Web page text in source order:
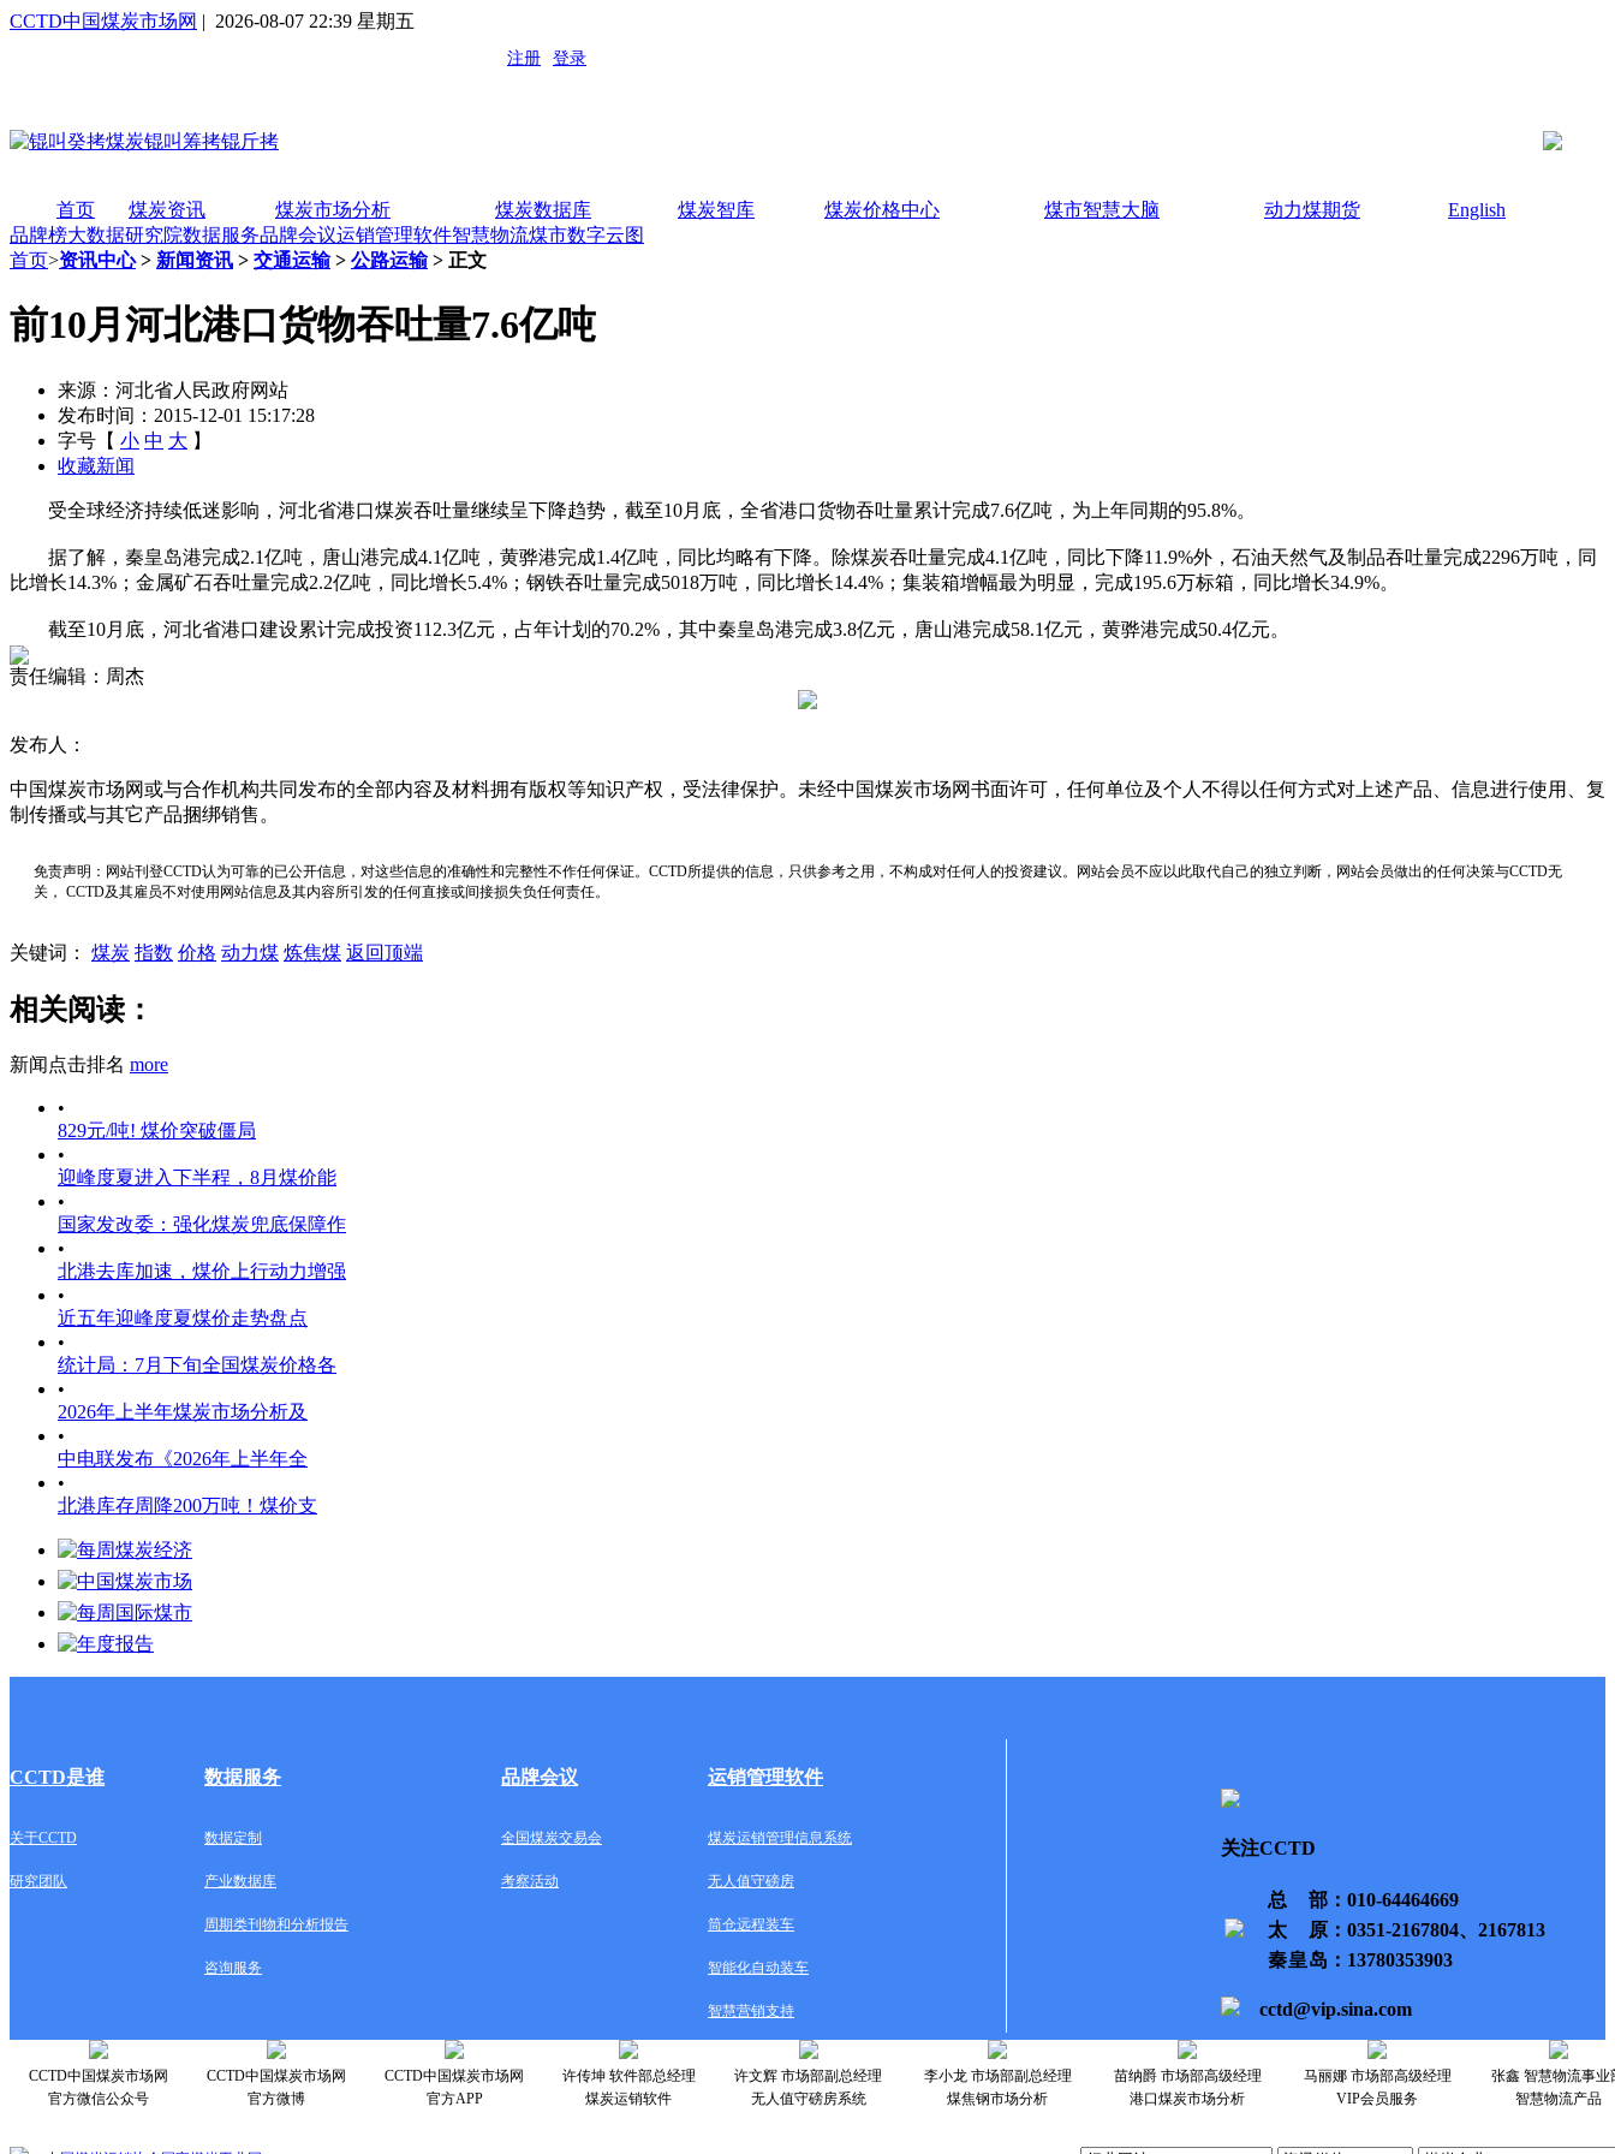
CCTD中国煤炭市场网 | 2026-08-07 22:39 星期五
首页 煤炭资讯 煤炭市场分析 煤炭数据库 煤炭智库 煤炭价格中心 煤市智慧大脑 动力煤期货
English
品牌榜大数据研究院数据服务品牌会议运销管理软件智慧物流煤市数字云图
首页>资讯中心> 新闻资讯 > 交通运输> 公路运输> 正文
前10月河北港口货物吞吐量7.6亿吨
来源：河北省人民政府网站
发布时间：2015-12-01 15:17:28
字号【 小 中 大 】
收藏新闻
受全球经济持续低迷影响，河北省港口煤炭吞吐量继续呈下降趋势，截至10月底，全省港口货物吞吐量累计完成7.6亿吨，为上年同期的95.8%。
据了解，秦皇岛港完成2.1亿吨，唐山港完成4.1亿吨，黄骅港完成1.4亿吨，同比均略有下降。除煤炭吞吐量完成4.1亿吨，同比下降11.9%外，石油天然气及制品吞吐量完成2296万吨，同
比增长14.3%；金属矿石吞吐量完成2.2亿吨，同比增长5.4%；钢铁吞吐量完成5018万吨，同比增长14.4%；集装箱增幅最为明显，完成195.6万标箱，同比增长34.9%。
截至10月底，河北省港口建设累计完成投资112.3亿元，占年计划的70.2%，其中秦皇岛港完成3.8亿元，唐山港完成58.1亿元，黄骅港完成50.4亿元。
责任编辑：周杰
发布人：
中国煤炭市场网或与合作机构共同发布的全部内容及材料拥有版权等知识产权，受法律保护。未经中国煤炭市场网书面许可，任何单位及个人不得以任何方式对上述产品、信息进行使用、复
制传播或与其它产品捆绑销售。
免责声明：网站刊登CCTD认为可靠的已公开信息，对这些信息的准确性和完整性不作任何保证。CCTD所提供的信息，只供参考之用，不构成对任何人的投资建议。网站会员不应以此取代自己的独立判断，网站会员做出的任何决策与CCTD无
关， CCTD及其雇员不对使用网站信息及其内容所引发的任何直接或间接损失负任何责任。
关键词： 煤炭 指数 价格 动力煤 炼焦煤 返回顶端
相关阅读：
新闻点击排名 more
•
829元/吨! 煤价突破僵局
•
迎峰度夏进入下半程，8月煤价能
•
国家发改委：强化煤炭兜底保障作
•
北港去库加速，煤价上行动力增强
•
近五年迎峰度夏煤价走势盘点
•
统计局：7月下旬全国煤炭价格各
•
2026年上半年煤炭市场分析及
•
中电联发布《2026年上半年全
•
北港库存周降200万吨！煤价支
CCTD是谁 数据服务 品牌会议 运销管理软件
关于CCTD 数据定制 全国煤炭交易会 煤炭运销管理信息系统
研究团队 产业数据库 考察活动 无人值守磅房
周期类刊物和分析报告 筒仓远程装车
咨询服务 智能化自动装车
智慧营销支持
关注CCTD
总部 ：010-64464669
太原 ：0351-2167804、2167813
秦皇岛 ：13780353903
cctd@vip.sina.com
CCTD中国煤炭市场网
官方微信公众号
CCTD中国煤炭市场网
官方微博
CCTD中国煤炭市场网
官方APP
许传坤 软件部总经理
煤炭运销软件
许文辉 市场部副总经理
无人值守磅房系统
李小龙 市场部副总经理
煤焦钢市场分析
苗纳爵 市场部高级经理
港口煤炭市场分析
马丽娜 市场部高级经理
VIP会员服务
张鑫 智慧物流事业
智慧物流产品